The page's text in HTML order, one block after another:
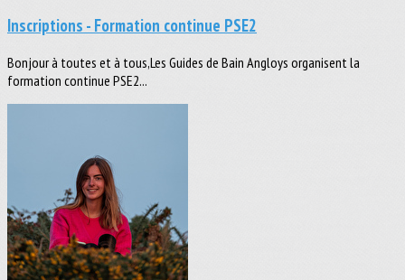
Inscriptions - Formation continue PSE2
Bonjour à toutes et à tous,Les Guides de Bain Angloys organisent la
formation continue PSE2...